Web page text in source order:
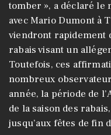
tomber », a déclaré le
avec Mario Dumont à
viendront rapidement
rabais visant un
Toutefois, ces
nombreux
année, la période de
de la saison des
jusqu’aux fêtes de fin